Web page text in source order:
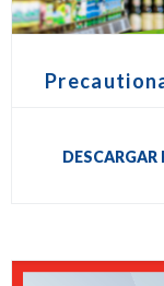
DESCARGAR